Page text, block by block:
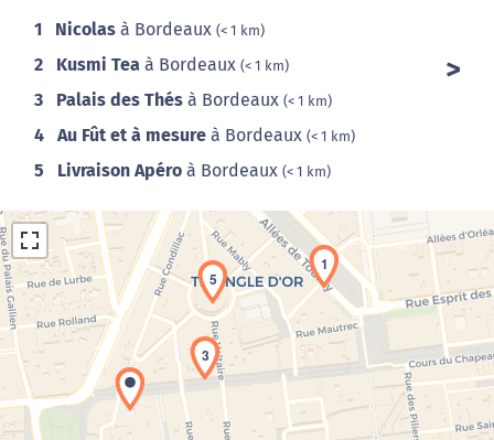
1 Nicolas à Bordeaux (< 1 km)
2 Kusmi Tea à Bordeaux (< 1 km)
3 Palais des Thés à Bordeaux (< 1 km)
4 Au Fût et à mesure à Bordeaux (< 1 km)
5 Livraison Apéro à Bordeaux (< 1 km)
Chargement de la carte en cours...
1
3
5